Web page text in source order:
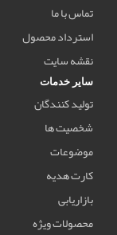
تماس با ما
استرداد محصول
نقشه سایت
سایر خدمات
تولید کنندگان
شخصیت ها
موضوعات
کارت هدیه
بازاریابی
محصولات ویژه